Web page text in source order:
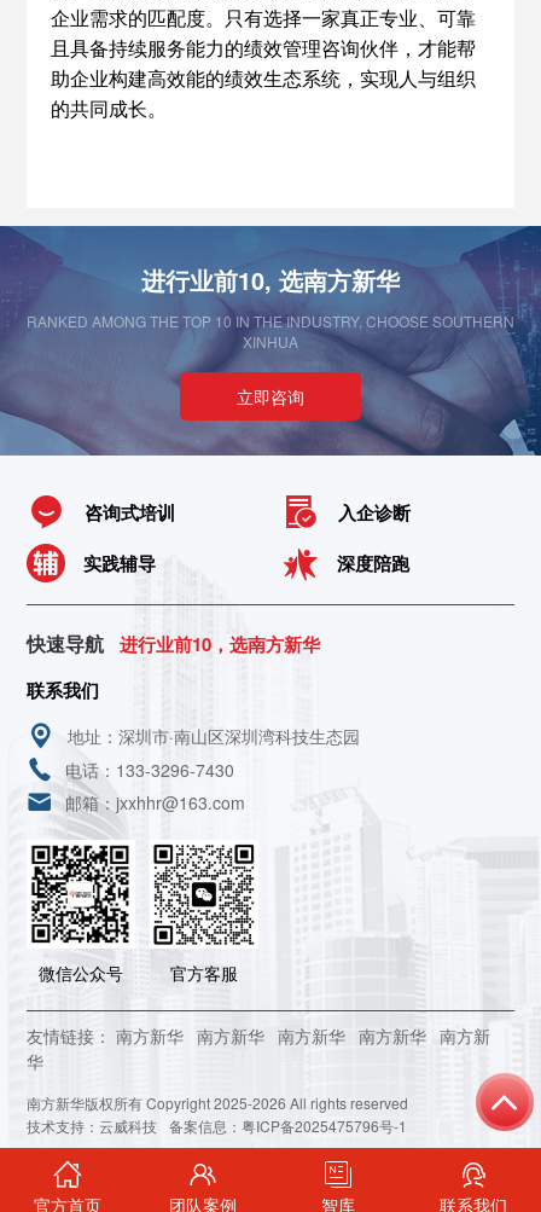
企业需求的匹配度。只有选择一家真正专业、可靠
且具备持续服务能力的绩效管理咨询伙伴，才能帮
助企业构建高效能的绩效生态系统，实现人与组织
的共同成长。
进行业前10, 选南方新华
RANKED AMONG THE TOP 10 IN THE INDUSTRY, CHOOSE SOUTHERN
XINHUA
立即咨询
咨询式培训
入企诊断
实践辅导
深度陪跑
快速导航
进行业前10，选南方新华
联系我们
地址：深圳市·南山区深圳湾科技生态园
电话：133-3296-7430
邮箱：jxxhhr@163.com
微信公众号 官方客服
友情链接：南方新华 南方新华 南方新华 南方新华 南方新
华
南方新华版权所有 Copyright 2025-2026 All rights reserved
技术支持：云威科技 备案信息：粤ICP备2025475796号-1
官方首页 团队案例 智库 联系我们